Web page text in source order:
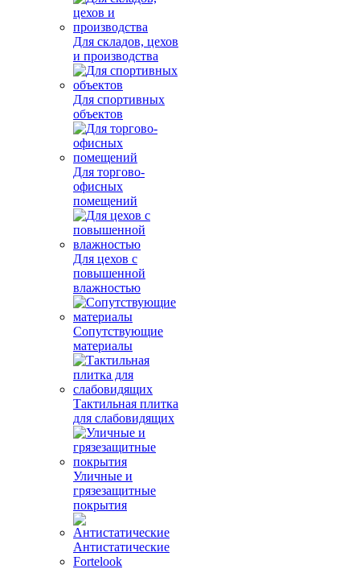
Для складов, цехов
и производства
Для спортивных
объектов
Для торгово-
офисных
помещений
Для цехов с
повышенной
влажностью
Сопутствующие
материалы
Тактильная плитка
для слабовидящих
Уличные и
грязезащитные
покрытия
Антистатические
Fortelook